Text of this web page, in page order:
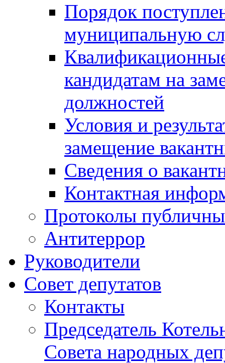
Порядок
муниципальную
кандидатам на
должностей
Условия и
замещение
Сведения о
Контактная
Протоколы
Антитеррор
Руководители
Совет депутатов
Контакты
Председатель
Совета народных